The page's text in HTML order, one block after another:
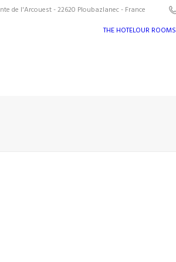
de l'Arcouest - 22620 Ploubazlanec - France
THE HOTELOUR ROOMS